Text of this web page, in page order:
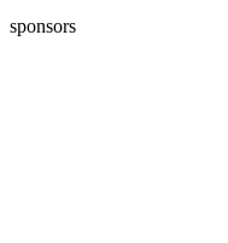
sponsors